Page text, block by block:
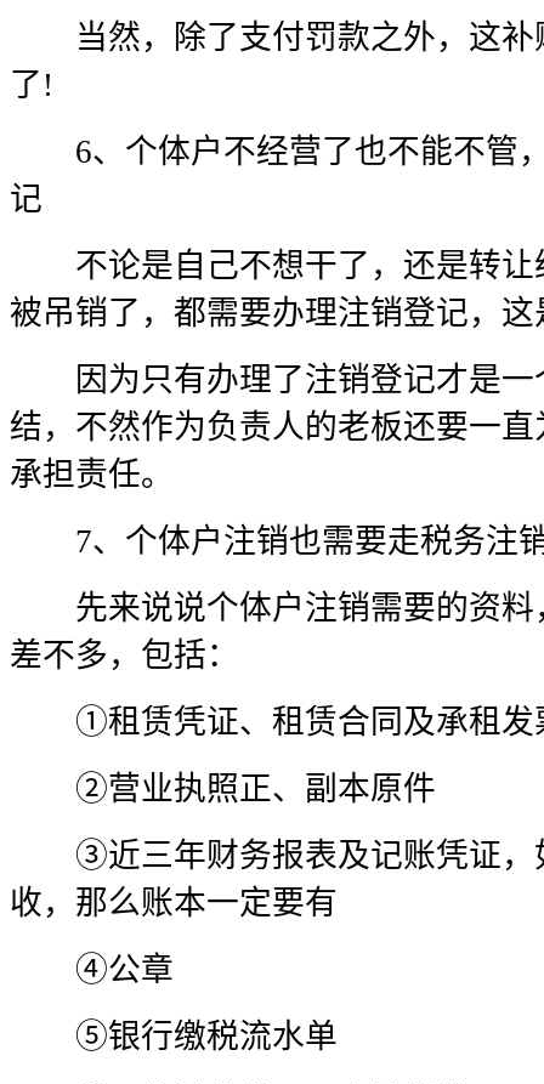
当然，除了支付罚款之外，这补
了!
6、个体户不经营了也不能不管
记
不论是自己不想干了，还是转让
被吊销了，都需要办理注销登记，
因为只有办理了注销登记才是一
结，不然作为负责人的老板还要一
承担责任。
7、个体户注销也需要走税务注
先来说说个体户注销需要的资料
差不多，包括：
①租赁凭证、租赁合同及承租发
②营业执照正、副本原件
③近三年财务报表及记账凭证，
收，那么账本一定要有
④公章
⑤银行缴税流水单